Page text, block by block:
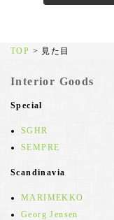
TOP > 見た目
Interior Goods
Special
SGHR
SEMPRE
Scandinavia
MARIMEKKO
Georg Jensen